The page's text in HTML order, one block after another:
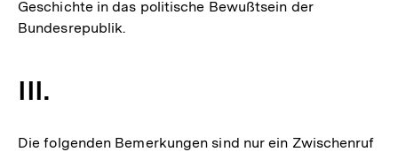
Geschichte in das politische Bewußtsein der
Bundesrepublik.
III.
Die folgenden Bemerkungen sind nur ein Zwischenruf